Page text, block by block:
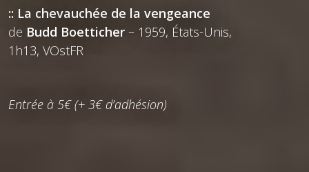
:: La chevauchée de la vengeance
de Budd Boetticher – 1959, États-Unis,
1h13, VOstFR
Entrée à 5€ (+ 3€ d’adhésion)